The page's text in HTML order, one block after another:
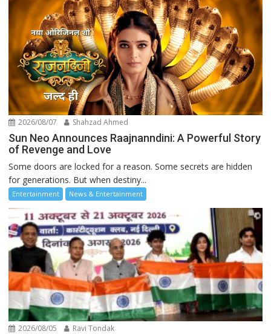
2026/08/07 Shahzad Ahmed
Sun Neo Announces Raajnanndini: A Powerful Story
of Revenge and Love
Some doors are locked for a reason. Some secrets are hidden
for generations. But when destiny...
Entertainment News & Entertainment
2026/08/05 Ravi Tondak